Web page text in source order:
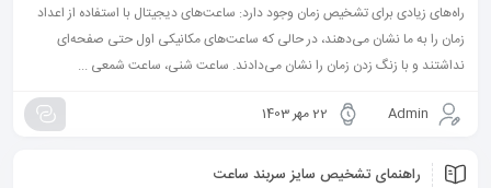
راه‌های زیادی برای تشخیص زمان وجود دارد: ساعت‌های دیجیتال با استفاده از اعداد
زمان را به ما نشان می‌دهند، در حالی که ساعت‌های مکانیکی اول حتی صفحه‌ای
نداشتند و با زنگ زدن زمان را نشان می‌دادند. ساعت شنی، ساعت شمعی ...
Admin 22 مهر 1403
راهنمای تشخیص سایز سربند ساعت